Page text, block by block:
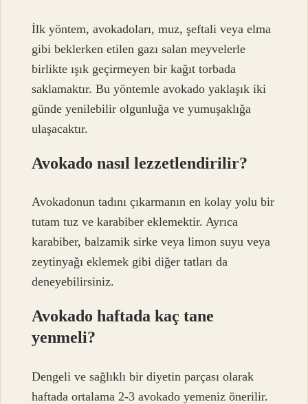
İlk yöntem, avokadoları, muz, şeftali veya elma
gibi beklerken etilen gazı salan meyvelerle
birlikte ışık geçirmeyen bir kağıt torbada
saklamaktır. Bu yöntemle avokado yaklaşık iki
günde yenilebilir olgunluğa ve yumuşaklığa
ulaşacaktır.
Avokado nasıl lezzetlendirilir?
Avokadonun tadını çıkarmanın en kolay yolu bir
tutam tuz ve karabiber eklemektir. Ayrıca
karabiber, balzamik sirke veya limon suyu veya
zeytinyağı eklemek gibi diğer tatları da
deneyebilirsiniz.
Avokado haftada kaç tane
yenmeli?
Dengeli ve sağlıklı bir diyetin parçası olarak
haftada ortalama 2-3 avokado yemeniz önerilir.